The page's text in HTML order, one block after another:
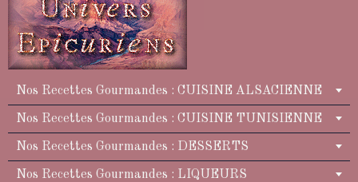
Nos Recettes Gourmandes : CUISINE ALSACIENNE
Nos Recettes Gourmandes : CUISINE TUNISIENNE
Nos Recettes Gourmandes : DESSERTS
Nos Recettes Gourmandes : LIQUEURS